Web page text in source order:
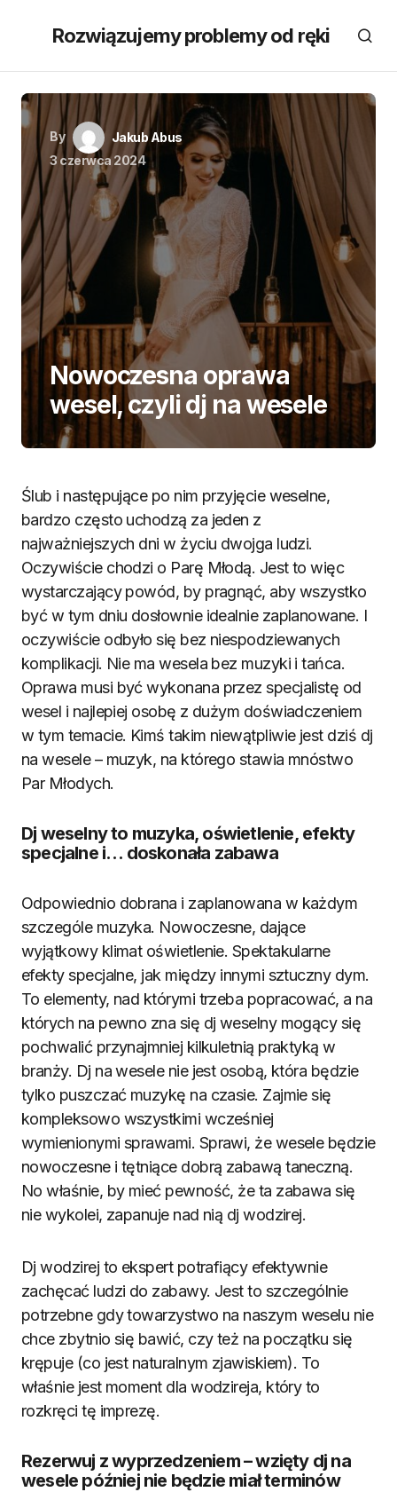
Rozwiązujemy problemy od ręki
By
Jakub Abus
3 czerwca 2024
Nowoczesna oprawa
wesel, czyli dj na wesele
Ślub i następujące po nim przyjęcie weselne,
bardzo często uchodzą za jeden z
najważniejszych dni w życiu dwojga ludzi.
Oczywiście chodzi o Parę Młodą. Jest to więc
wystarczający powód, by pragnąć, aby wszystko
być w tym dniu dosłownie idealnie zaplanowane. I
oczywiście odbyło się bez niespodziewanych
komplikacji. Nie ma wesela bez muzyki i tańca.
Oprawa musi być wykonana przez specjalistę od
wesel i najlepiej osobę z dużym doświadczeniem
w tym temacie. Kimś takim niewątpliwie jest dziś dj
na wesele – muzyk, na którego stawia mnóstwo
Par Młodych.
Dj weselny to muzyka, oświetlenie, efekty
specjalne i… doskonała zabawa
Odpowiednio dobrana i zaplanowana w każdym
szczególe muzyka. Nowoczesne, dające
wyjątkowy klimat oświetlenie. Spektakularne
efekty specjalne, jak między innymi sztuczny dym.
To elementy, nad którymi trzeba popracować, a na
których na pewno zna się dj weselny mogący się
pochwalić przynajmniej kilkuletnią praktyką w
branży. Dj na wesele nie jest osobą, która będzie
tylko puszczać muzykę na czasie. Zajmie się
kompleksowo wszystkimi wcześniej
wymienionymi sprawami. Sprawi, że wesele będzie
nowoczesne i tętniące dobrą zabawą taneczną.
No właśnie, by mieć pewność, że ta zabawa się
nie wykolei, zapanuje nad nią dj wodzirej.
Dj wodzirej to ekspert potrafiący efektywnie
zachęcać ludzi do zabawy. Jest to szczególnie
potrzebne gdy towarzystwo na naszym weselu nie
chce zbytnio się bawić, czy też na początku się
krępuje (co jest naturalnym zjawiskiem). To
właśnie jest moment dla wodzireja, który to
rozkręci tę imprezę.
Rezerwuj z wyprzedzeniem – wzięty dj na
wesele później nie będzie miał terminów